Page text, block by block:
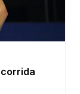
corrida